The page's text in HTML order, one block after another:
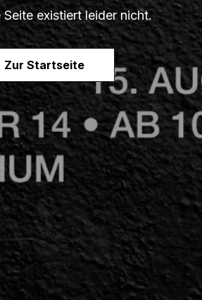
Seite existiert leider nicht.
Zur Startseite